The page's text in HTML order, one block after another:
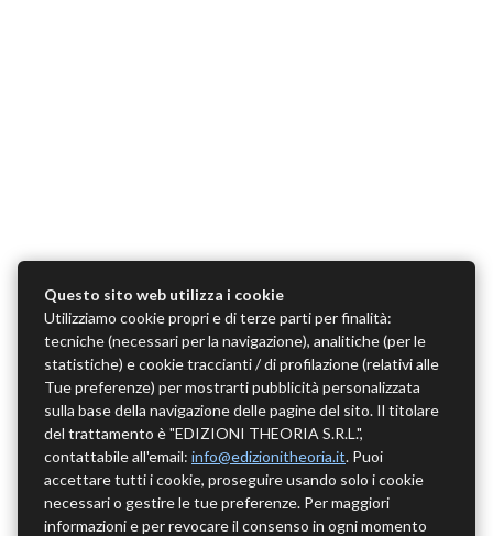
Questo sito web utilizza i cookie
Utilizziamo cookie propri e di terze parti per finalità:
tecniche (necessari per la navigazione), analitiche (per le
statistiche) e cookie traccianti / di profilazione (relativi alle
Tue preferenze) per mostrarti pubblicità personalizzata
sulla base della navigazione delle pagine del sito. Il titolare
del trattamento è "EDIZIONI THEORIA S.R.L.",
contattabile all'email: info@edizionitheoria.it. Puoi
accettare tutti i cookie, proseguire usando solo i cookie
necessari o gestire le tue preferenze. Per maggiori
informazioni e per revocare il consenso in ogni momento